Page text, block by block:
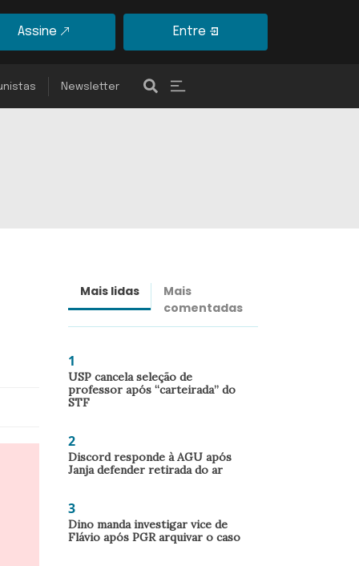
Assine Entre
Newsletter
Mais lidas
Mais
comentadas
1
USP cancela seleção de
professor após “carteirada” do
STF
2
Discord responde à AGU após
Janja defender retirada do ar
3
Dino manda investigar vice de
Flávio após PGR arquivar o caso